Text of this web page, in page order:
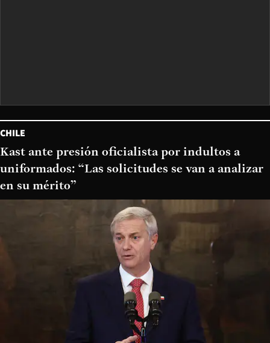
CHILE
Kast ante presión oficialista por indultos a
uniformados: “Las solicitudes se van a analizar
en su mérito”